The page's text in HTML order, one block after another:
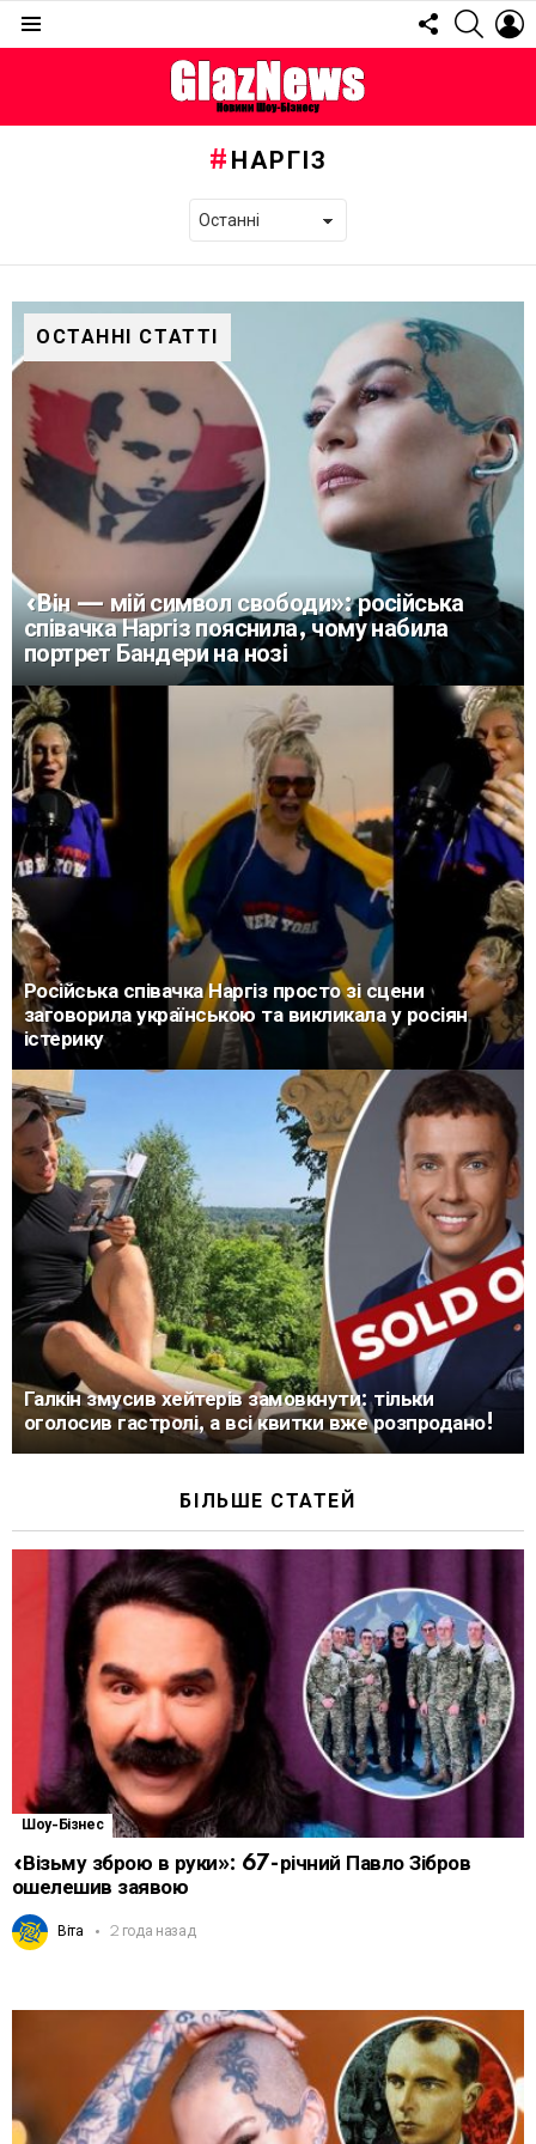
FOLLOW
US
НАРГІЗ
ОСТАННІ СТАТТІ
«Він — мій символ свободи»: російська
співачка Наргіз пояснила, чому набила
портрет Бандери на нозі
Російська співачка Наргіз просто зі сцени
заговорила українською та викликала у росіян
істерику
Галкін змусив хейтерів замовкнути: тільки
оголосив гастролі, а всі квитки вже розпродано!
БІЛЬШЕ СТАТЕЙ
Шоу-Бізнес
«Візьму зброю в руки»: 67-річний Павло Зібров
ошелешив заявою
Віта 2 года назад